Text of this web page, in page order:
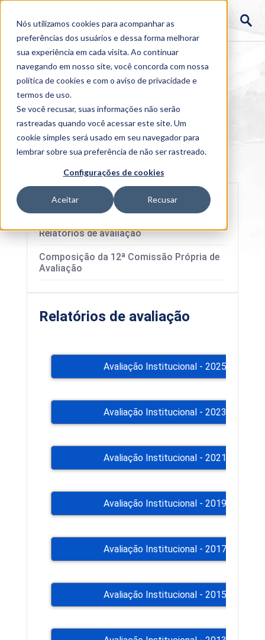
Nós utilizamos cookies para acompanhar as
preferências dos usuários e dessa forma melhorar
sua experiência em cada visita. Ao continuar
navegando em nosso site, você concorda com nossa
política de cookies e com o aviso deprivacidade e
termos de uso.
Se você recusar, suas informações não serão
rastreadas quando você acessar este site. Um
cookie simples será usado em seu navegador para
lembrar sobre sua preferência de não ser rastreado.
Configurações de cookies
Aceitar Recusar
Relatórios de avaliação
Composição da 12ª Comissão Própria de
Avaliação
Relatórios de avaliação
Avaliação Institucional - 2025 +
Avaliação Institucional - 2023 +
Avaliação Institucional - 2021 +
Avaliação Institucional - 2019 +
Avaliação Institucional - 2017 +
Avaliação Institucional - 2015 +